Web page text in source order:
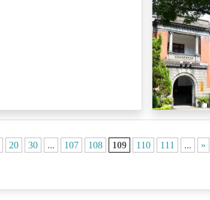
20 30 ... 107 108 109 110 111 ... »